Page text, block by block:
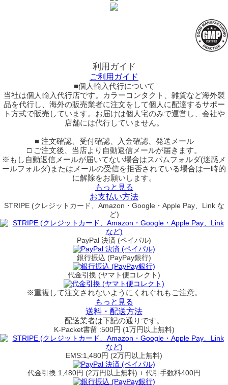
利用ガイド
ご利用ガイド
■個人輸入代行について
当社は個人輸入代行店です。カラーコンタクト、雑貨など海外製
品を代行し、海外の販売業者に注文をして個人に配達するサポー
ト方式で販売しています。お届けは個人宅のみで運営し、会社や
店舗には代行していません。
■ 注文確認、受付確認、入金確認、発送メール
□ ご注文後、当店より自動返信メールが届きます。
※もし自動返信メールが届いてない場合はスパムフォルダ(迷惑メ
ールフォルダ)またはメールの受信を拒否されている場合は一時的
に解除をお願いします。
もっと見る
お支払い方法
STRIPE (クレジットカード、Amazon・Google・Apple Pay、Link な
ど)
PayPal 決済 (ペイパル)
銀行振込 (PayPay銀行)
代金引換 (ヤマト便コレクト)
※重複して注文されないようにくれぐれもご注意。
もっと見る
送料・配送方法
配送業者は下記の通りです。
K-Packet書留 :500円 (1万円以上無料)
EMS:1,480円 (2万円以上無料)
代金引換:1,480円 (2万円以上無料) + 代引手数料400円